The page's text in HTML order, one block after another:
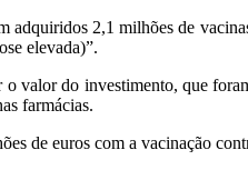
adquiridos 2,1 milhões de
elevada)”.
valor do investimento, que
farmácias.
de euros com a vacinação